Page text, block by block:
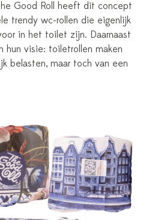
Good Roll heeft dit concept
trendy wc-rollen die eigenlijk
in het toilet zijn. Daarnaast
hun visie: toiletrollen maken
belasten, maar toch van een